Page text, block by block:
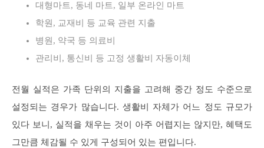
대형마트, 동네 마트, 일부 온라인 마트
학원, 교재비 등 교육 관련 지출
병원, 약국 등 의료비
관리비, 통신비 등 고정 생활비 자동이체
전월 실적은 가족 단위의 지출을 고려해 중간 정도 수준으로
설정되는 경우가 많습니다. 생활비 자체가 어느 정도 규모가
있다 보니, 실적을 채우는 것이 아주 어렵지는 않지만, 혜택도
그만큼 체감될 수 있게 구성되어 있는 편입니다.